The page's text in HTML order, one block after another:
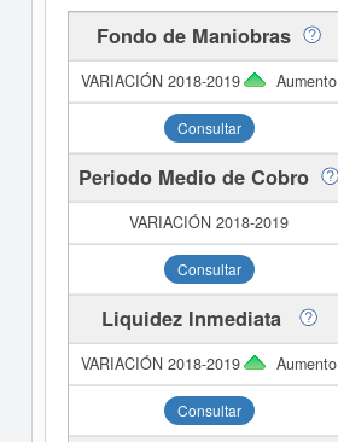
Fondo de Maniobras
Aumento
Consultar
Periodo Medio de Cobro
Consultar
Liquidez Inmediata
Aumento
Consultar